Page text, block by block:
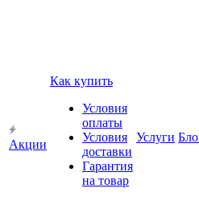
Акции
Как купить
Условия
оплаты
Условия
доставки
Гарантия
на товар
Услуги